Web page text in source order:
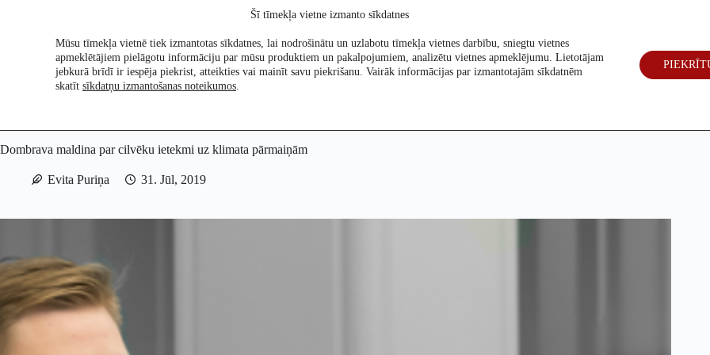
Pētījumi Re:Check Par mums Vēlēšanas 2026
Dombrava maldina par cilvēku ietekmi uz klimata pārmaiņām
Evita Puriņa 31. Jūl, 2019
Šī tīmekļa vietne izmanto sīkdatnes
Mūsu tīmekļa vietnē tiek izmantotas sīkdatnes, lai nodrošinātu un uzlabotu tīmekļa vietnes darbību, sniegtu vietnes
apmeklētājiem pielāgotu informāciju par mūsu produktiem un pakalpojumiem, analizētu vietnes apmeklējumu. Lietotājam
jebkurā brīdī ir iespēja piekrist, atteikties vai mainīt savu piekrišanu. Vairāk informācijas par izmantotajām sīkdatnēm
skatīt sīkdatņu izmantošanas noteikumos.